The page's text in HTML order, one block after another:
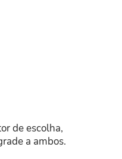
de escolha,
a ambos.